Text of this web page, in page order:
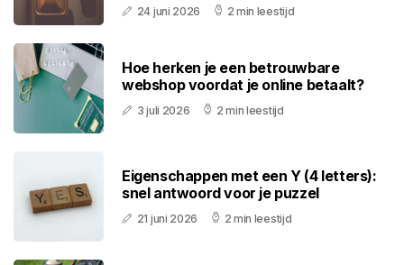
24 juni 2026 2 min leestijd
Hoe herken je een betrouwbare
webshop voordat je online betaalt?
3 juli 2026 2 min leestijd
Eigenschappen met een Y (4 letters):
snel antwoord voor je puzzel
21 juni 2026 2 min leestijd